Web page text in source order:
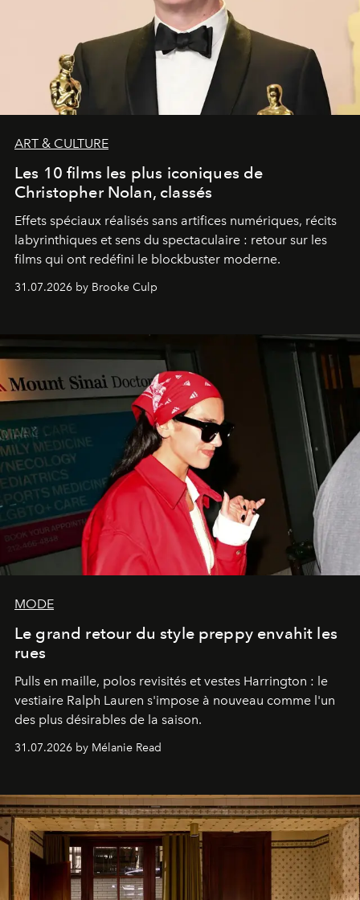
ART & CULTURE
Les 10 films les plus iconiques de
Christopher Nolan, classés
Effets spéciaux réalisés sans artifices numériques, récits
labyrinthiques et sens du spectaculaire : retour sur les
films qui ont redéfini le blockbuster moderne.
31.07.2026 by Brooke Culp
MODE
Le grand retour du style preppy envahit les
rues
Pulls en maille, polos revisités et vestes Harrington : le
vestiaire Ralph Lauren s'impose à nouveau comme l'un
des plus désirables de la saison.
31.07.2026 by Mélanie Read